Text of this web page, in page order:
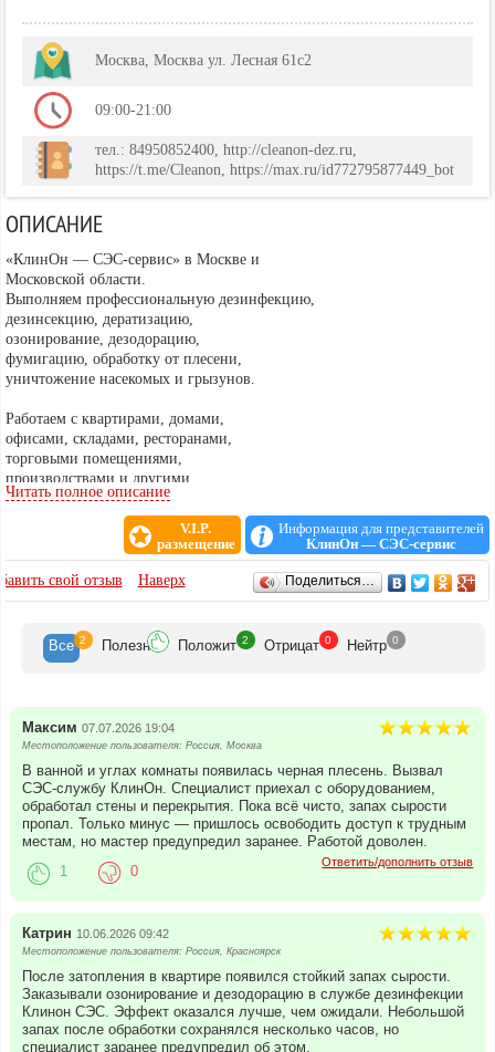
Москва, Москва ул. Лесная 61с2
09:00-21:00
тел.: 84950852400, http://cleanon-dez.ru,
https://t.me/Cleanon, https://max.ru/id772795877449_bot
ОПИСАНИЕ
«КлинОн — СЭС-сервис» в Москве и
Московской области.
Выполняем профессиональную дезинфекцию,
дезинсекцию, дератизацию,
озонирование, дезодорацию,
фумигацию, обработку от плесени,
уничтожение насекомых и грызунов.
Работаем с квартирами, домами,
офисами, складами, ресторанами,
торговыми помещениями,
производствами и другими
коммерческими объектами.
Используем профессиональные сертифицированные
средства, подбираем метод обработки
под конкретную задачу, предоставляем
документы для организаций.
Москва ул. Лесная 61с2
Читать полное описание
V.I.P.
размещение
Информация для представителей
КлинОн — СЭС-сервис
ОТЗЫВЫсвой отзыв Наверх Поделиться…
Все 2 Полезн Положит 2 Отрицат 0 Нейтр 0
Максим 07.07.2026 19:04
Местоположение пользователя: Россия, Москва
В ванной и углах комнаты появилась черная плесень. Вызвал
СЭС-службу КлинОн. Специалист приехал с оборудованием,
обработал стены и перекрытия. Пока всё чисто, запах сырости
пропал. Только минус — пришлось освободить доступ к трудным
местам, но мастер предупредил заранее. Работой доволен.
Ответить/дополнить отзыв
1 0
Катрин 10.06.2026 09:42
Местоположение пользователя: Россия, Красноярск
После затопления в квартире появился стойкий запах сырости.
Заказывали озонирование и дезодорацию в службе дезинфекции
Клинон СЭС. Эффект оказался лучше, чем ожидали. Небольшой
запах после обработки сохранялся несколько часов, но
специалист заранее предупредил об этом.